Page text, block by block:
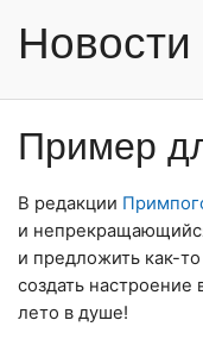
Новости
Пример
В редакции
и
и предложить как-
создать настроение
лето в душе!